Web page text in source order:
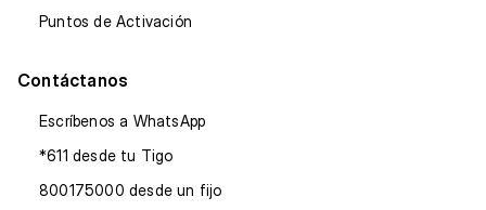
Puntos de Activación
Contáctanos
Escríbenos a WhatsApp
*611 desde tu Tigo
800175000 desde un fijo